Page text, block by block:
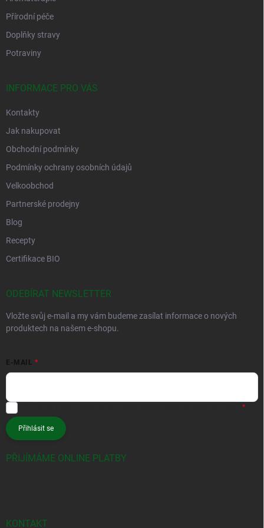
Přírodní péče
Doplňky stravy
Potraviny
INFORMACE PRO VÁS
Kontakty
Jak nakupovat
Obchodní podmínky
Podmínky ochrany osobních údajů
Velkoobchod
Partnerské prodejny
Blog
Recepty
Certifikace BIO
ODEBÍRAT NEWSLETTER
Vložte svůj e-mail a my vám budeme zasílat informace o nových
produktech na našem e-shopu.
E-MAIL
Přihlásit se
PŘIJÍMÁME ONLINE PLATBY
KONTAKT